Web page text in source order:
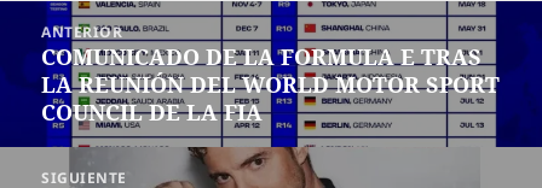
Navegación
entradas
ANTERIOR
Entrada
anterior:
COMUNICADO DE LA FORMULA E TRAS
LA REUNIÓN DEL WORLD MOTOR SPORT
COUNCIL DE LA FIA
SIGUIENTE